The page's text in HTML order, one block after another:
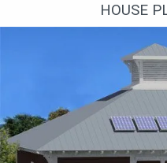
HOUSE